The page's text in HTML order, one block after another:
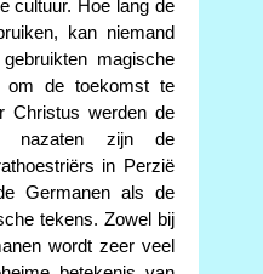
cultuur. Hoe lang de
kan niemand
magische
om de toekomst te
Christus werden de
nazaten zijn de
in Perzië
Germanen als de
tekens. Zowel bij
wordt zeer veel